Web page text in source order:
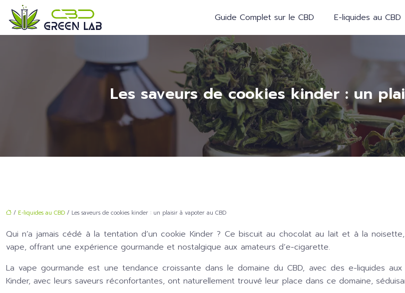
Guide Complet sur le CBD E-liquides au CBD
Les saveurs de cookies kinder : un
/ E-liquides au CBD / Les saveurs de cookies kinder : un plaisir à vapoter au CBD
Qui n’a jamais cédé à la tentation d’un cookie Kinder ? Ce biscuit au chocolat au lait et à la
vape, offrant une expérience gourmande et nostalgique aux amateurs d’e-cigarette.
La vape gourmande est une tendance croissante dans le domaine du CBD, avec des e-liquides
Kinder, avec leurs saveurs réconfortantes, ont naturellement trouvé leur place dans ce domaine,